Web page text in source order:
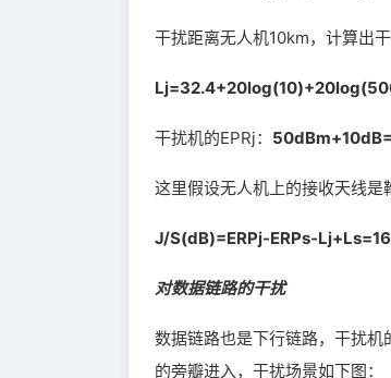
干扰距离无人机10km，计算出干
干扰机的EPRj：
这里假设无人机上的接收天线是
J/S(dB)=ERPj-ERPs-
对数据链路的干扰
数据链路也是下行链路，干扰
的旁瓣进入，干扰场景如下图：